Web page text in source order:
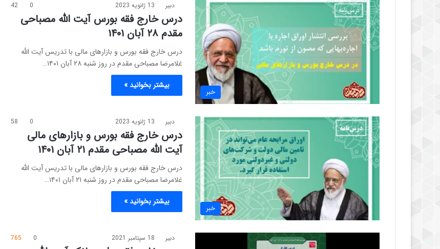
خبر
دبیر 13 ژانویه 2023 0
42
درس خارج فقه بورس آیت الله مصباحی
مقدم ۲۸ آبان ۱۴۰۱
درس خارج فقه بورس و بازارهای مالی با تدریس آیت الله
غلامرضا مصباحی مقدم در روز شنبه ۲۸ آبان ۱۴۰۱…
بیشتر بخوانید »
خبر
دبیر 13 ژانویه 2023 0
58
درس خارج فقه بورس و بازارهای مالی
آیت الله مصباحی مقدم ۲۱ آبان ۱۴۰۱
درس خارج فقه بورس و بازارهای مالی با تدریس آیت الله
غلامرضا مصباحی مقدم در روز شنبه ۲۱ آبان ۱۴۰۱…
بیشتر بخوانید »
دبیر 18 سپتامبر 2021 0
765